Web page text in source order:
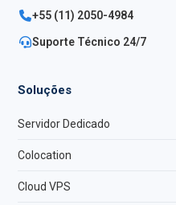
+55 (11) 2050-4984
Suporte Técnico 24/7
Soluções
Servidor Dedicado
Colocation
Cloud VPS